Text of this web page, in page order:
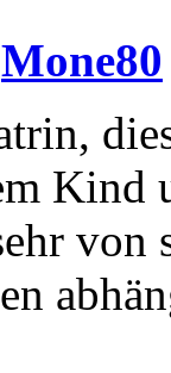
Mone80
Kind
von